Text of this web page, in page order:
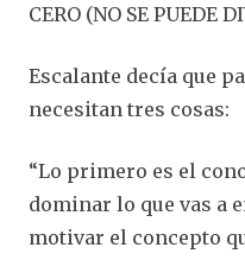
CERO (NO SE PUEDE
Escalante decía que
necesitan tres cosas:
“Lo primero es el
dominar lo que vas a
motivar el concepto